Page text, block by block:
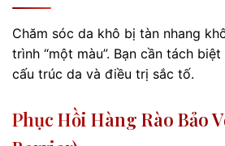
Chăm sóc da khô bị tàn nhang
trình “một màu”. Bạn cần tách
cấu trúc da và điều trị sắc tố.
Phục Hồi Hàng Rào Bảo